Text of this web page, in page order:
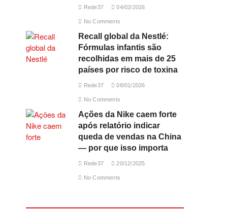
Rede37 04/02/2026
No Comments
Recall global da Nestlé:
Fórmulas infantis são
recolhidas em mais de 25
países por risco de toxina
Rede37 08/01/2026
No Comments
Ações da Nike caem forte
após relatório indicar
queda de vendas na China
— por que isso importa
Rede37 20/12/2025
No Comments